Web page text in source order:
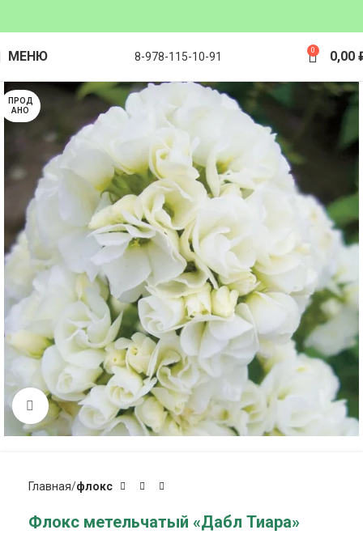
МЕНЮ 8-978-115-10-91 0 0,00
ПРОД
АНО
Click to enlarge
Главная флокс
Флокс метельчатый «Дабл Тиара»